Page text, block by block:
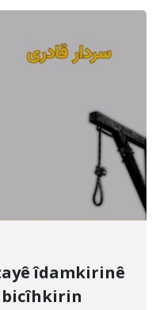
îdamkirinê
bicîhkirin